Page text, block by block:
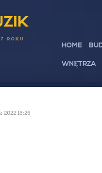
HOME
WNĘTRZA
2022 16:26